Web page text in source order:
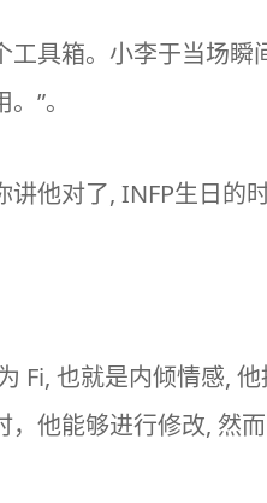
具箱。小李于当场
”。
讲他对了, INFP生日的
Fi, 也就是内倾情感,
他能够进行修改, 然